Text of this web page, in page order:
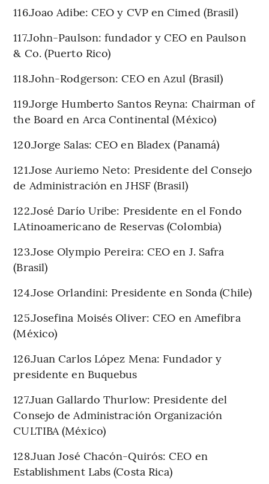
116.Joao Adibe: CEO y CVP en Cimed (Brasil)
117.John-Paulson: fundador y CEO en Paulson
& Co. (Puerto Rico)
118.John-Rodgerson: CEO en Azul (Brasil)
119.Jorge Humberto Santos Reyna: Chairman of
the Board en Arca Continental (México)
120.Jorge Salas: CEO en Bladex (Panamá)
121.Jose Auriemo Neto: Presidente del Consejo
de Administración en JHSF (Brasil)
122.José Darío Uribe: Presidente en el Fondo
LAtinoamericano de Reservas (Colombia)
123.Jose Olympio Pereira: CEO en J. Safra
(Brasil)
124.Jose Orlandini: Presidente en Sonda (Chile)
125.Josefina Moisés Oliver: CEO en Amefibra
(México)
126.Juan Carlos López Mena: Fundador y
presidente en Buquebus
127.Juan Gallardo Thurlow: Presidente del
Consejo de Administración Organización
CULTIBA (México)
128.Juan José Chacón-Quirós: CEO en
Establishment Labs (Costa Rica)